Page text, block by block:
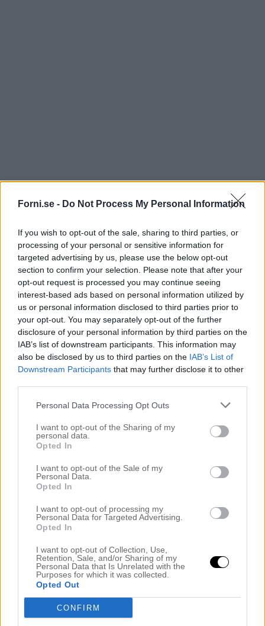
Forni.se - Do Not Process My Personal Information
If you wish to opt-out of the sale, sharing to third parties, or
processing of your personal or sensitive information for
targeted advertising by us, please use the below opt-out
section to confirm your selection. Please note that after your
opt-out request is processed you may continue seeing
interest-based ads based on personal information utilized by
us or personal information disclosed to third parties prior to
your opt-out. You may separately opt-out of the further
disclosure of your personal information by third parties on the
IAB’s list of downstream participants. This information may
also be disclosed by us to third parties on the IAB’s List of
Downstream Participants that may further disclose it to other
Personal Data Processing Opt Outs
I want to opt-out of the Sharing of my
personal data.
Opted In
I want to opt-out of the Sale of my
Personal Data.
Opted In
I want to opt-out of processing my
Personal Data for Targeted Advertising.
Opted In
I want to opt-out of Collection, Use,
Retention, Sale, and/or Sharing of my
Personal Data that Is Unrelated with the
Purposes for which it was collected.
Opted Out
CONFIRM